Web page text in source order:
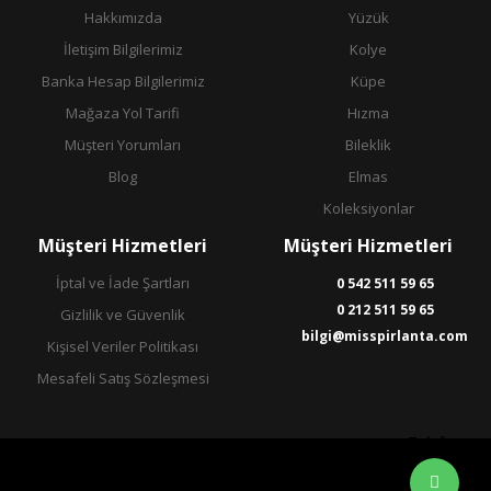
Hakkımızda
İletişim Bilgilerimiz
Banka Hesap Bilgilerimiz
Mağaza Yol Tarifi
Müşteri Yorumları
Blog
Yüzük
Kolye
Küpe
Hızma
Bileklik
Elmas
Koleksiyonlar
Müşteri Hizmetleri
İptal ve İade Şartları
Gizlilik ve Güvenlik
Kişisel Veriler Politikası
Mesafeli Satış Sözleşmesi
Müşteri Hizmetleri
0 542 511 59 65
0 212 511 59 65
bilgi@misspirlanta.com